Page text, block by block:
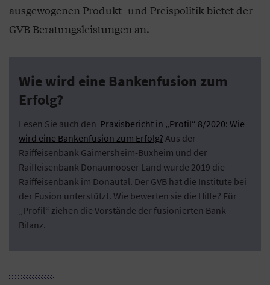
ausgewogenen Produkt- und Preispolitik bietet der
GVB Beratungsleistungen an.
Wie wird eine Bankenfusion zum
Erfolg?
Lesen Sie auch den Praxisbericht in „Profil“ 8/2020: Wie
wird eine Bankenfusion zum Erfolg? Aus der
Raiffeisenbank Gaimersheim-Buxheim und der
Raiffeisenbank Donaumooser Land wurde 2019 die
Raiffeisenbank im Donautal. Der GVB hat die Institute bei
der Fusion unterstützt. Wie bewerten sie die Hilfe? Für
„Profil“ ziehen die Vorstände der fusionierten Bank
Bilanz.